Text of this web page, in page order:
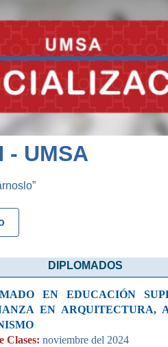
- UMSA
DIPLOMADOS
EN EDUCACIÓN
EN ARQUITECTURA,
Clases: noviembre del 2024